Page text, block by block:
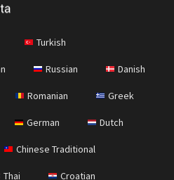
Turkish
Russian Danish
Romanian Greek
German Dutch
Chinese Traditional
Thai Croatian